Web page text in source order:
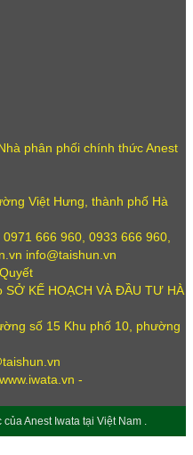
phân phối chính thức Anest
Việt Hưng, thành phố Hà
666 960, 0933 666 960,
info@taishun.vn
KẾ HOẠCH VÀ ĐẦU TƯ HÀ
số 15 Khu phố 10, phường
-
Anest Iwata tại Việt Nam .